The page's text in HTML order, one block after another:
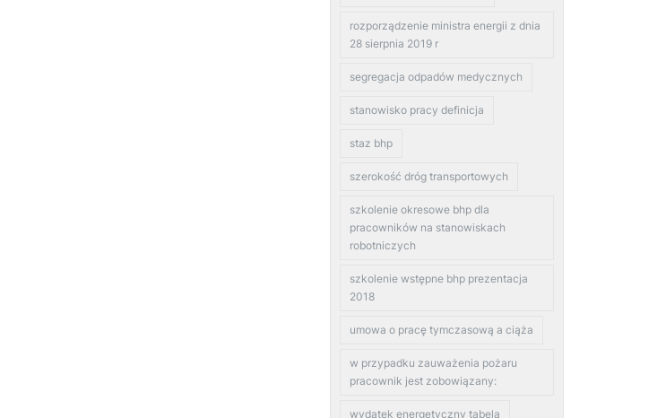
rozporządzenie ministra energii z dnia
28 sierpnia 2019 r
segregacja odpadów medycznych
stanowisko pracy definicja
staz bhp
szerokość dróg transportowych
szkolenie okresowe bhp dla
pracowników na stanowiskach
robotniczych
szkolenie wstępne bhp prezentacja
2018
umowa o pracę tymczasową a ciąża
w przypadku zauważenia pożaru
pracownik jest zobowiązany:
wydatek energetyczny tabela